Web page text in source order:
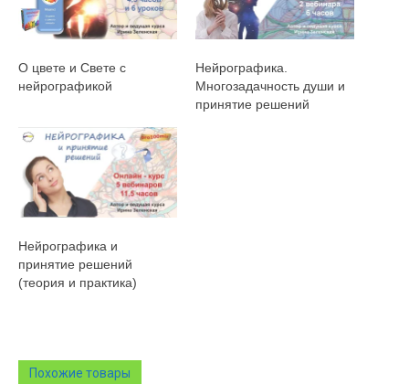
О цвете и Свете с
нейрографикой
Нейрографика.
Многозадачность души и
принятие решений
Нейрографика и
принятие решений
(теория и практика)
Похожие товары